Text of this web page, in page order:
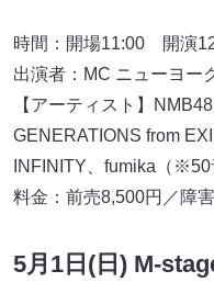
時間：開場11:00 開演
出演者：MC ニューヨー
【アーティスト】
GENERATIONS from
INFINITY、fumika（※50
料金：前売8,500円／障
5月1日(日) M-